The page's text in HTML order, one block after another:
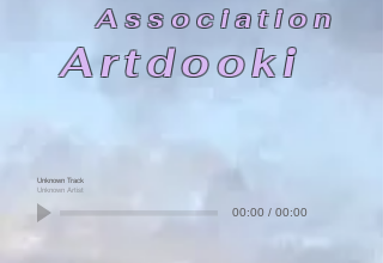
Association
Artdooki
Unknown Track
Unknown Artist
00:00 / 00:00